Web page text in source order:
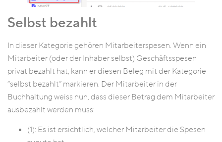
Selbst bezahlt
In dieser Kategorie gehören Mitarbeiterspesen. Wenn ein
Mitarbeiter (oder der Inhaber selbst) Geschäftsspesen
privat bezahlt hat, kann er diesen Beleg mit der Kategorie
“selbst bezahlt” markieren. Der Mitarbeiter in der
Buchhaltung weiss nun, dass dieser Betrag dem Mitarbeiter
ausbezahlt werden muss:
(1): Es ist ersichtlich, welcher Mitarbeiter die Spesen